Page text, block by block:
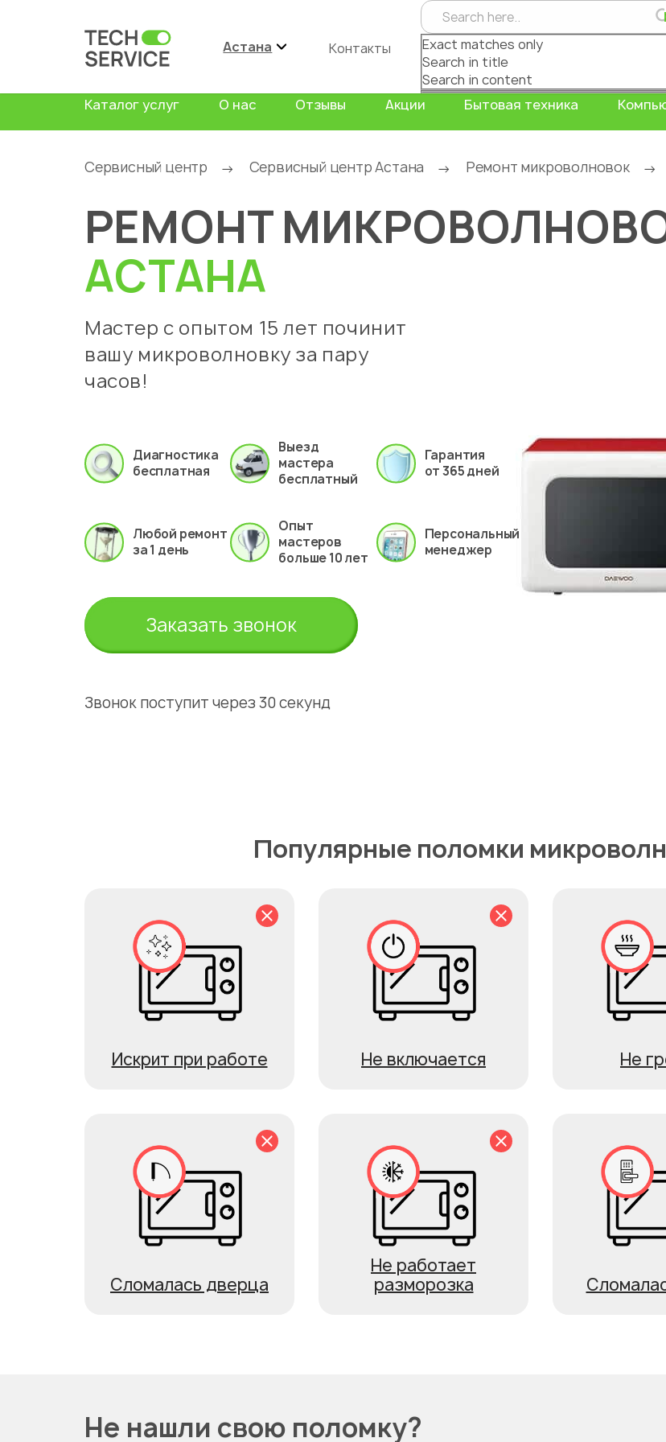
Астана Контакты
Exact matches only
Search in title
Search in content
Каталог услуг О нас Отзывы Акции Бытовая техника
Сервисный центр → Сервисный центр Астана → Ремонт микроволновок →
РЕМОНТ
АСТАНА
Мастер с опытом 15 лет починит
вашу микроволновку за пару
часов!
Диагностика
бесплатная
Выезд
мастера
бесплатный
Гарантия
от 365 дней
Любой ремонт
за 1 день
Опыт
мастеров
больше 10 лет
Персональный
менеджер
Заказать звонок
Звонок поступит через 30 секунд
Популярные поломки
Искрит при работе Не включается Не
Сломалась дверца
Не работает
разморозка
Не нашли свою поломку?